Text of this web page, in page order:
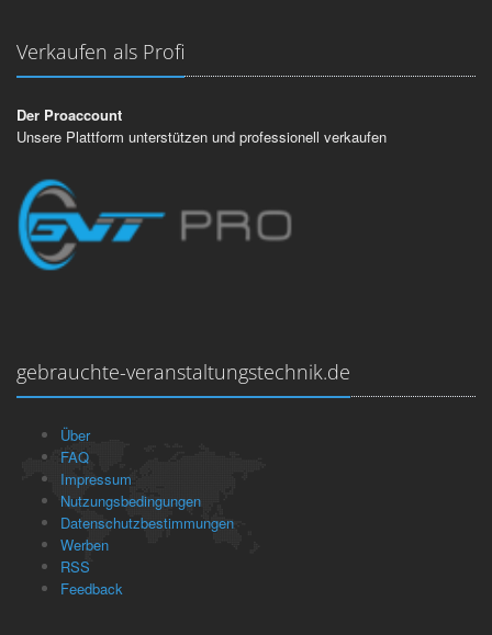
Verkaufen als Profi
Der Proaccount
Unsere Plattform unterstützen und professionell verkaufen
gebrauchte-veranstaltungstechnik.de
Über
FAQ
Impressum
Nutzungsbedingungen
Datenschutzbestimmungen
Werben
RSS
Feedback